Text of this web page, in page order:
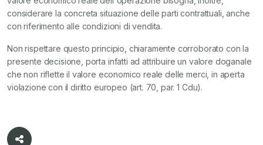
considerare la concreta situazione delle parti contrattuali, anche
con riferimento alle condizioni di vendita.
Non rispettare questo principio, chiaramente corroborato con la
presente decisione, porta infatti ad attribuire un valore doganale
che non riflette il valore economico reale delle merci, in aperta
violazione con il diritto europeo (art. 70, par. 1 Cdu).